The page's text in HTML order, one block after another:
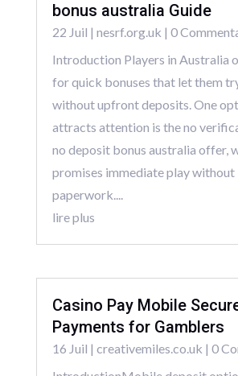
bonus australia Guide
22 Juil | nesrf.org.uk | 0
Introduction Players in Australia
for quick bonuses that let them
without upfront deposits. One
attracts attention is the no
no deposit bonus australia offer,
promises immediate play without
paperwork....
lire plus
Casino Pay Mobile
Payments for Gamblers
16 Juil | creativemiles.co.uk | 0